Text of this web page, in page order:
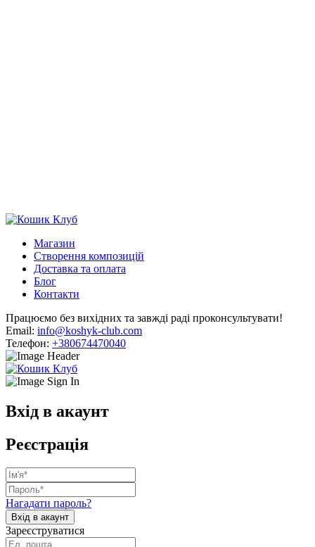
Магазин
Створення композицій
Доставка та оплата
Блог
Контакти
Працюємо без вихідних та завжді раді проконсультувати!
Email: info@koshyk-club.com
Телефон: +380674470040
Вхід в акаунт
Реєстрація
Нагадати пароль?
Зареєструватися